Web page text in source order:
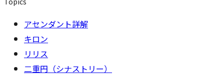
アセンダント詳解
キロン
リリス
二重円（シナストリー）